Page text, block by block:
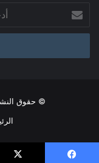
بريدك
الإلكتروني
© حقوق النشر 2026، جميع الحقوق